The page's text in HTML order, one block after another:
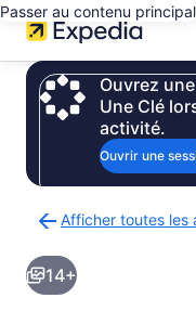
Passer au contenu principal
Ouvrez
Une Clé
activité.
Ouvrir une
Afficher toutes les
à
la
page
14+